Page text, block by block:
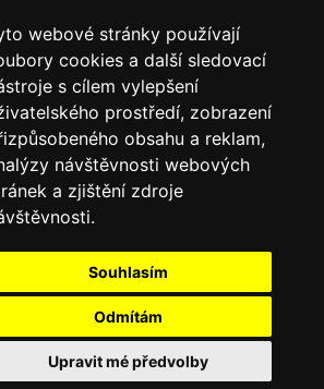
webové stránky používají
cookies a další sledovací
s cílem vylepšení
prostředí, zobrazení
obsahu a reklam,
návštěvnosti webových
a zjištění zdroje
Souhlasím
Odmítám
Upravit mé předvolby
Zjišťovat a zajišťovat životní
v prostředí malých komunit tak,
pobytového zařízení, jejich
přirozeně, v klidu, trpělivě a s
rodinnému prostředí.
údajů (GDPR)
přístupnosti
- Domov důchodců Sloup v